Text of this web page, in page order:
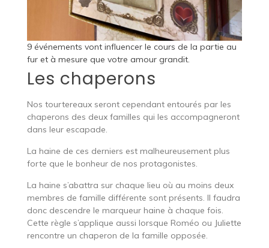
9 événements vont influencer le cours de la partie au
fur et à mesure que votre amour grandit.
Les chaperons
Nos tourtereaux seront cependant entourés par les
chaperons des deux familles qui les accompagneront
dans leur escapade.
La haine de ces derniers est malheureusement plus
forte que le bonheur de nos protagonistes.
La haine s’abattra sur chaque lieu où au moins deux
membres de famille différente sont présents. Il faudra
donc descendre le marqueur haine à chaque fois.
Cette règle s’applique aussi lorsque Roméo ou Juliette
rencontre un chaperon de la famille opposée.